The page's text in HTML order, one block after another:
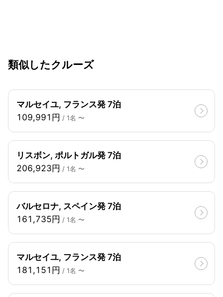
類似したクルーズ
マルセイユ, フランス発 7泊
109,991円 / 1名 〜
リスボン, ポルトガル発 7泊
206,923円 / 1名 〜
バルセロナ, スペイン発 7泊
161,735円 / 1名 〜
マルセイユ, フランス発 7泊
181,151円 / 1名 〜